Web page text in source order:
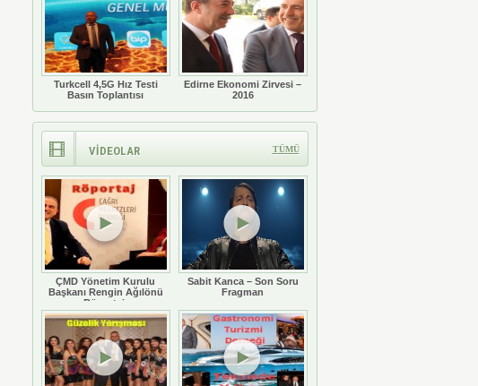
Turkcell 4,5G Hız Testi
Basın Toplantısı
Edirne Ekonomi Zirvesi –
2016
VİDEOLAR TÜMÜ
ÇMD Yönetim Kurulu
Başkanı Rengin Ağılönü
Röportajı
Sabit Kanca – Son Soru
Fragman